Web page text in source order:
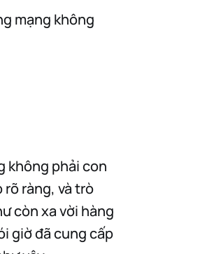
mạng không
không phải con
ràng, và trò
còn xa vời hàng
giờ đã cung cấp